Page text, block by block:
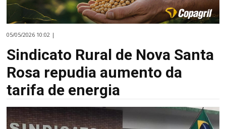
05/05/2026 10:02 |
Sindicato Rural de Nova Santa
Rosa repudia aumento da
tarifa de energia